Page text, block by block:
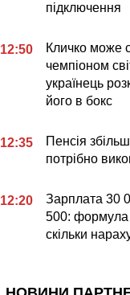
підключення
12:50
Кличко може
чемпіоном
українець
його в бокс
12:35
Пенсія
потрібно
12:20
Зарплата 30
500:
скільки